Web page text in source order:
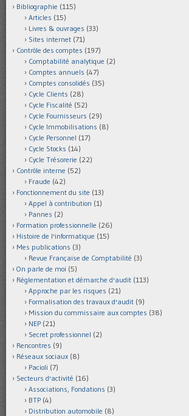
Bibliographie (115)
Articles (15)
Livres & ouvrages (33)
Sites internet (71)
Contrôle des comptes (197)
Comptabilité analytique (2)
Comptes annuels (47)
Comptes consolidés (35)
Cycle Clients (28)
Cycle Fiscalité (52)
Cycle Fournisseurs (29)
Cycle Immobilisations (8)
Cycle Personnel (17)
Cycle Stocks (14)
Cycle Trésorerie (22)
Contrôle interne (52)
Fraude (42)
Fonctionnement du site (13)
Appel à contribution (1)
Pannes (2)
Formation professionnelle (26)
Histoire de l'informatique (15)
Mes publications (3)
Revue Française de Comptabilité (3)
On parle de moi (5)
Réglementation et démarche d'audit (113)
Approche par les risques (21)
Formalisation des travaux d'audit (9)
Mission du commissaire aux comptes (38)
NEP (21)
Secret professionnel (2)
Rencontres (9)
Réseaux sociaux (8)
Pacioli (7)
Secteurs d'activité (16)
Associations, Fondations (3)
BTP (4)
Distribution automobile (8)